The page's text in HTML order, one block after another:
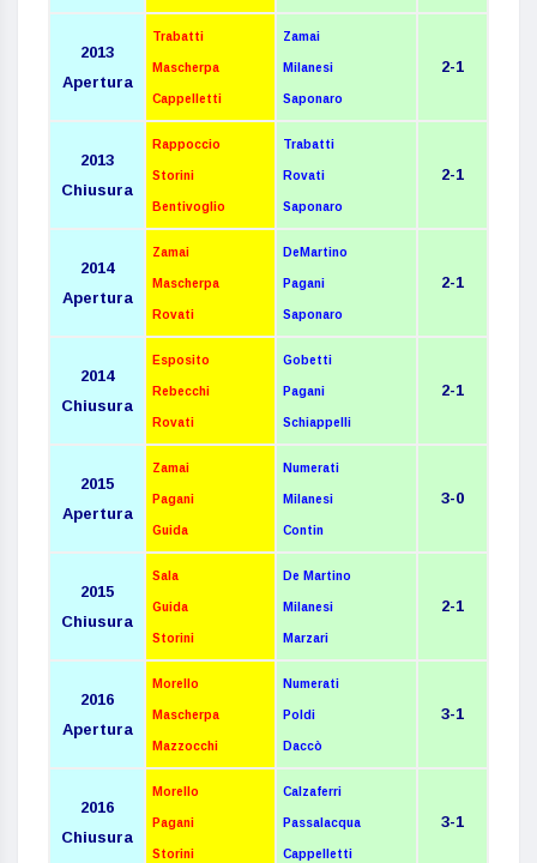
2013
Apertura
Trabatti
Mascherpa
Cappelletti
Zamai
Milanesi
Saponaro
2-1
2013
Chiusura
Rappoccio
Storini
Bentivoglio
Trabatti
Rovati
Saponaro
2-1
2014
Apertura
Zamai
Mascherpa
Rovati
DeMartino
Pagani
Saponaro
2-1
2014
Chiusura
Esposito
Rebecchi
Rovati
Gobetti
Pagani
Schiappelli
2-1
2015
Apertura
Zamai
Pagani
Guida
Numerati
Milanesi
Contin
3-0
2015
Chiusura
Sala
Guida
Storini
De Martino
Milanesi
Marzari
2-1
2016
Apertura
Morello
Mascherpa
Mazzocchi
Numerati
Poldi
Daccò
3-1
2016
Chiusura
Morello
Pagani
Storini
Calzaferri
Passalacqua
Cappelletti
3-1